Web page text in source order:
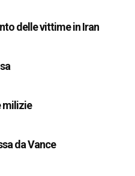
delle vittime in Iran
milizie
da Vance